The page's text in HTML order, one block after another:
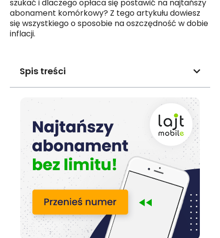
szukać i dlaczego opłaca się postawić na najtańszy
abonament komórkowy? Z tego artykułu dowiesz
się wszystkiego o sposobie na oszczędność w dobie
inflacji.
Spis treści